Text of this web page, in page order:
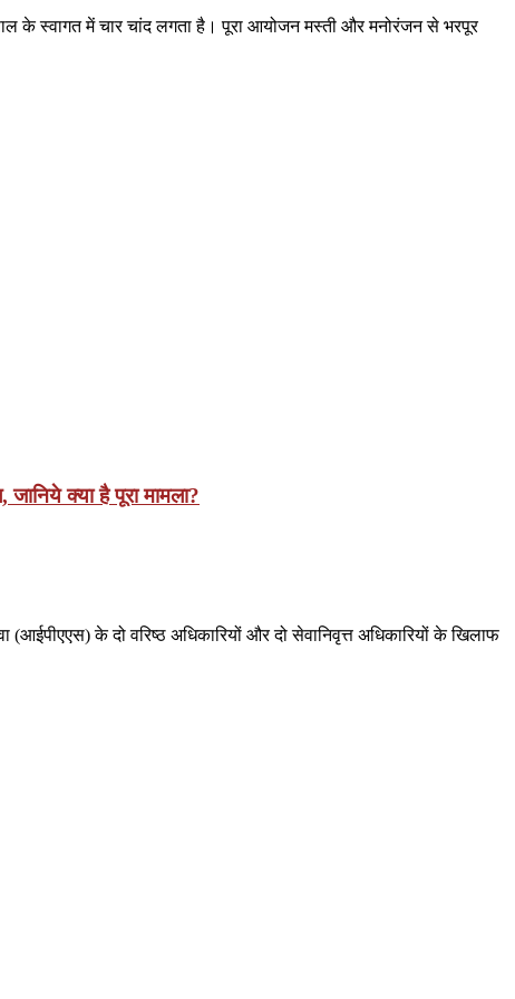
के स्वागत में चार चांद लगता है। पूरा आयोजन मस्ती और मनोरंजन से भरपूर
क्या है पूरा मामला?
के दो वरिष्ठ अधिकारियों और दो सेवानिवृत्त अधिकारियों के खिलाफ